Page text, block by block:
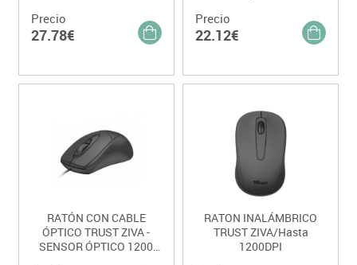
Precio
27.78€
Precio
22.12€
RATÓN CON CABLE
ÓPTICO TRUST ZIVA -
SENSOR ÓPTICO 1200
RATON INALÁMBRICO
TRUST ZIVA/Hasta
1200DPI